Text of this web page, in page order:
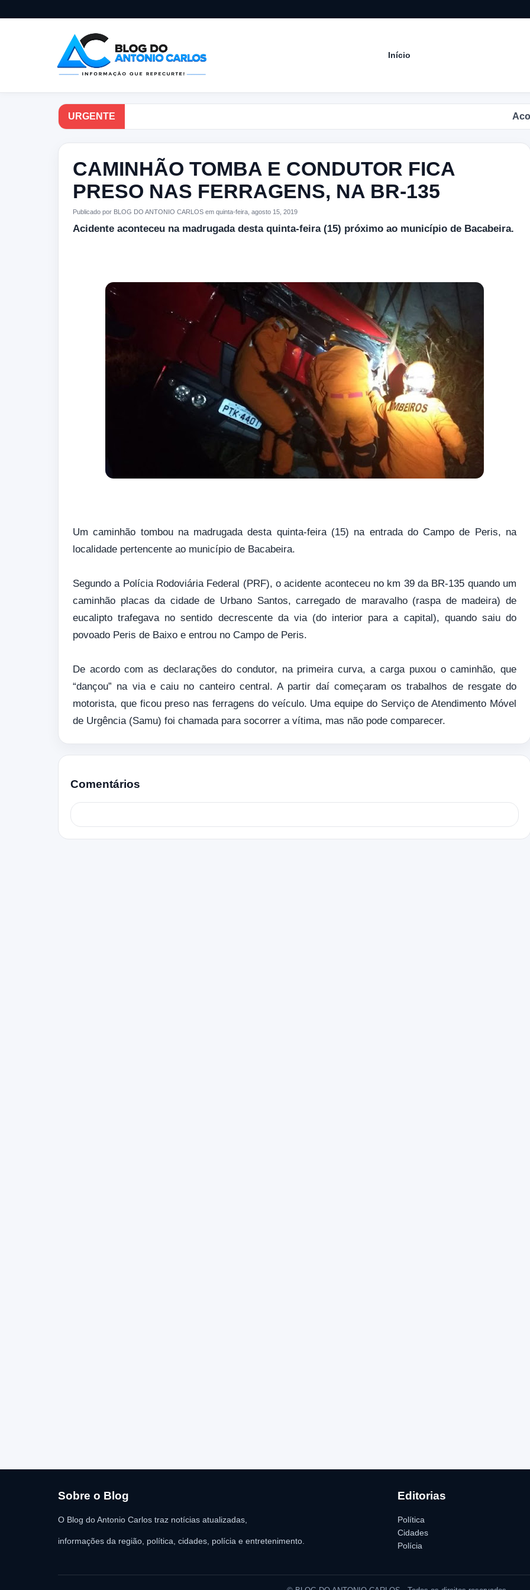
Início
URGENTE
CAMINHÃO TOMBA E CONDUTOR FICA
PRESO NAS FERRAGENS, NA BR-135
Publicado por BLOG DO ANTONIO CARLOS em quinta-feira, agosto 15, 2019
Acidente aconteceu na madrugada desta quinta-feira (15) próximo ao município de Bacabeira.
Um caminhão tombou na madrugada desta quinta-feira (15) na entrada do Campo de Peris, na
localidade pertencente ao município de Bacabeira.
Segundo a Polícia Rodoviária Federal (PRF), o acidente aconteceu no km 39 da BR-135 quando um
caminhão placas da cidade de Urbano Santos, carregado de maravalho (raspa de madeira) de
eucalipto trafegava no sentido decrescente da via (do interior para a capital), quando saiu do
povoado Peris de Baixo e entrou no Campo de Peris.
De acordo com as declarações do condutor, na primeira curva, a carga puxou o caminhão, que
“dançou” na via e caiu no canteiro central. A partir daí começaram os trabalhos de resgate do
motorista, que ficou preso nas ferragens do veículo. Uma equipe do Serviço de Atendimento Móvel
de Urgência (Samu) foi chamada para socorrer a vítima, mas não pode comparecer.
Comentários
Sobre o Blog
O Blog do Antonio Carlos traz notícias atualizadas,
informações da região, política, cidades, polícia e entretenimento.
Editorias
Política
Cidades
Polícia